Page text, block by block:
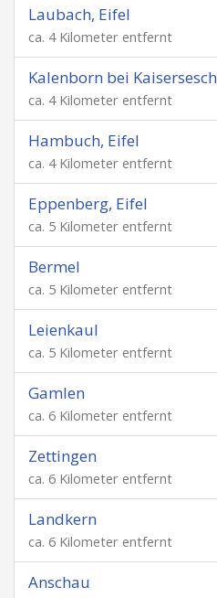
Laubach, Eifel
ca. 4 Kilometer entfernt
Kalenborn bei Kaisersesch
ca. 4 Kilometer entfernt
Hambuch, Eifel
ca. 4 Kilometer entfernt
Eppenberg, Eifel
ca. 5 Kilometer entfernt
Bermel
ca. 5 Kilometer entfernt
Leienkaul
ca. 5 Kilometer entfernt
Gamlen
ca. 6 Kilometer entfernt
Zettingen
ca. 6 Kilometer entfernt
Landkern
ca. 6 Kilometer entfernt
Anschau